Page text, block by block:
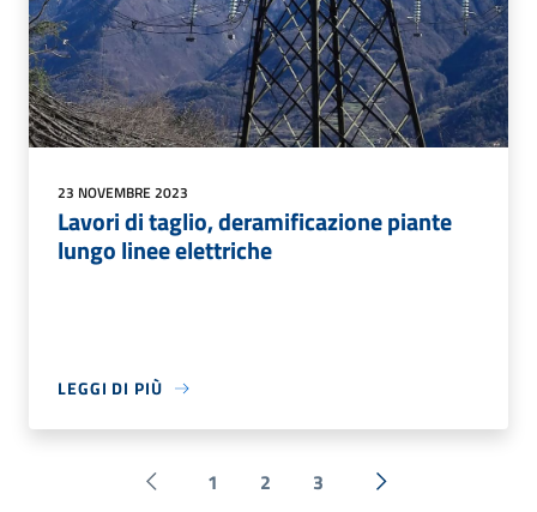
23 NOVEMBRE 2023
Lavori di taglio, deramificazione piante
lungo linee elettriche
LEGGI DI PIÙ
Pagina precedente
1 2 3 Successiva »